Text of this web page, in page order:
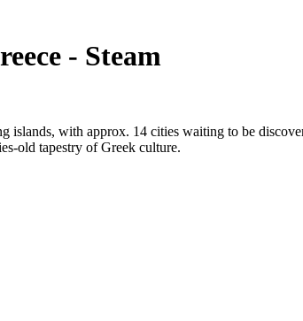
- Steam
islands, with approx. 14 cities waiting to be
old tapestry of Greek culture.